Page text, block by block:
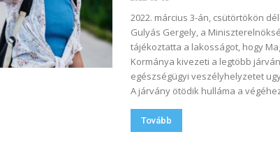
2022. március 3-án, csütörtökön
Gulyás Gergely, a
tájékoztatta a lakosságot, hogy
Kormánya kivezeti a legtöbb
egészségügyi veszélyhelyzetet
A járvány ötödik hulláma a
Tovább